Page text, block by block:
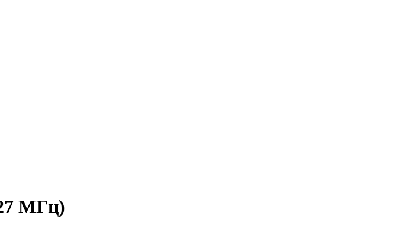
МГц)